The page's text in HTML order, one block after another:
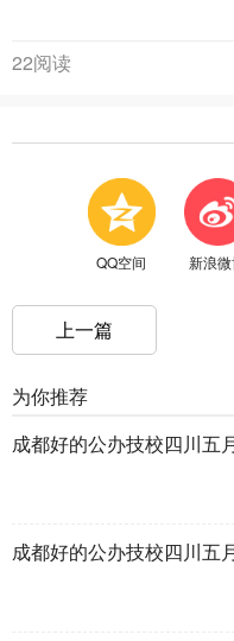
22阅读
QQ空间 新浪
上一篇
为你推荐
成都好的公办技校四川五
成都好的公办技校四川五